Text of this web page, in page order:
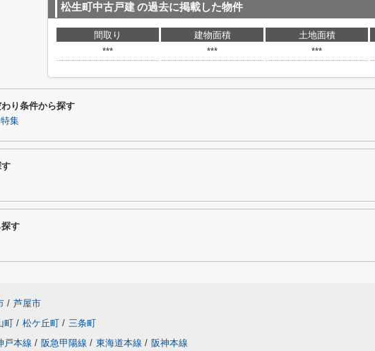
松生町中古戸建の過去に掲載した物件
間取り 建物面積 土地面積
***
*** ***
り条件から探す
集
す
/ 芦屋市
町 / 松ケ丘町 / 三条町
戸本線 / 阪急甲陽線 / 東海道本線 / 阪神本線